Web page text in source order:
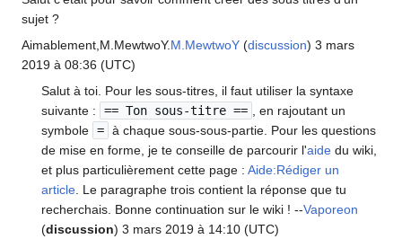
sujet ?
Aimablement,M.MewtwoY.M.MewtwoY (discussion) 3 mars
2019 à 08:36 (UTC)
Salut à toi. Pour les sous-titres, il faut utiliser la syntaxe
suivante : == Ton sous-titre == , en rajoutant un
symbole = à chaque sous-sous-partie. Pour les questions
de mise en forme, je te conseille de parcourir l'aide du wiki,
et plus particulièrement cette page :Aide:Rédiger un
article. Le paragraphe trois contient la réponse que tu
recherchais. Bonne continuation sur le wiki ! --Vaporeon
(discussion) 3 mars 2019 à 14:10 (UTC)